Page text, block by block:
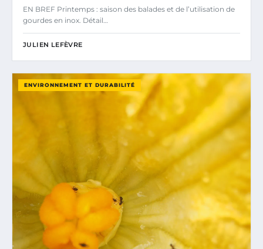
EN BREF Printemps : saison des balades et de l’utilisation de
gourdes en inox. Détail…
JULIEN LEFÈVRE
ENVIRONNEMENT ET DURABILITÉ